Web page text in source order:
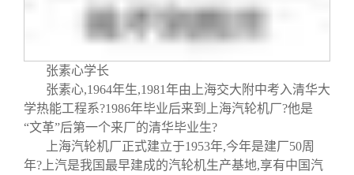
三创大赛
实用信息
会长致辞
总会章程
理事会名单
张素心学长
张素心,1964年生,1981年由上海交大附中考入清华大
学热能工程系?1986年毕业后来到上海汽轮机厂?他是
“文革”后第一个来厂的清华毕业生?
上海汽轮机厂正式建立于1953年,今年是建厂50周
年?上汽是我国最早建成的汽轮机生产基地,享有中国汽